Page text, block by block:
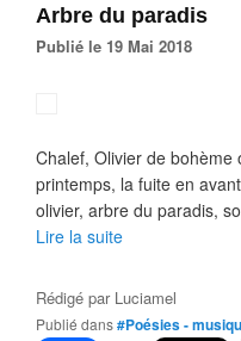
Arbre du paradis
Publié le 19 Mai 2018
Chalef, Olivier de
printemps, la fuite en
olivier, arbre du paradis,
Lire la suite
Rédigé par Luciamel
Publié dans#Poésies -